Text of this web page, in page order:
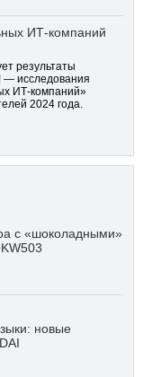
ИТ-компаний
результаты
— исследования
ИТ-компаний»
2024 года.
с «шоколадными»
новые